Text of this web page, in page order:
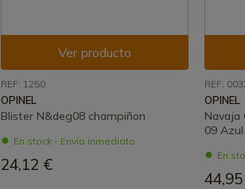
Ver producto
REF: 1250
OPINEL
Blister N&deg08 champiñon
En stock - Envío inmediato
24,12 €
REF:
OPINEL
Navaja
09
En